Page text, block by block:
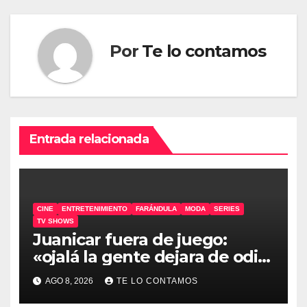
Por Te lo contamos
Entrada relacionada
CINE ENTRETENIMIENTO FARÁNDULA MODA
SERIES
TV SHOWS
Juanicar fuera de juego:
«ojalá la gente dejara de odiar
tanto»
AGO 8, 2026 TE LO CONTAMOS